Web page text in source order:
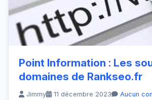
Point Information : Les
domaines de Rankseo.fr
Jimmy 11 décembre 2023 Aucun